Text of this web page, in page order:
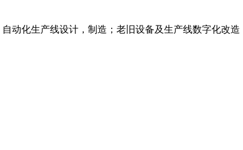
动化生产线设计，制造；老旧设备及生产线数字化改